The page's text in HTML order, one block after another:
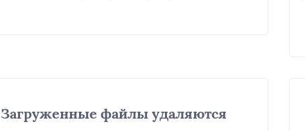
Загруженные файлы удаляются